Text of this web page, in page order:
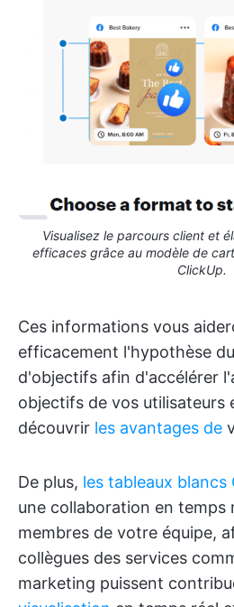
Visualisez le parcours client et
efficaces grâce au modèle de
ClickUp.
Ces informations vous
efficacement l'hypothèse
d'objectifs afin d'accélérer
objectifs de vos utilisateurs
découvrir les avantages de
De plus, les tableaux blancs
une collaboration en temps
membres de votre équipe,
collègues des services
marketing puissent